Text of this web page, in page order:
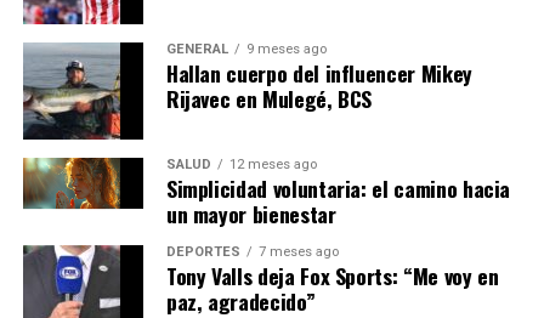
NOTICIAS RELACIONADAS:
SIGUIENTE
La intensa logística detrás de una etapa del Tour de
Francia
ANTERIOR
Julissa Reynoso y líderes globales se unen al consejo de
World in Progress
Editorial
GENERAL 9 meses ago
Hallan cuerpo del influencer Mikey
Rijavec en Mulegé, BCS
SALUD 12 meses ago
Simplicidad voluntaria: el camino hacia
un mayor bienestar
DEPORTES 7 meses ago
Tony Valls deja Fox Sports: “Me voy en
paz, agradecido”